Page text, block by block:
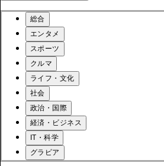
総合
エンタメ
スポーツ
クルマ
ライフ・文化
社会
政治・国際
経済・ビジネス
IT・科学
グラビア